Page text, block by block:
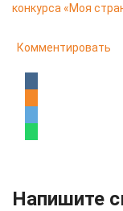
конкурса «Моя
Комментировать
Напишите